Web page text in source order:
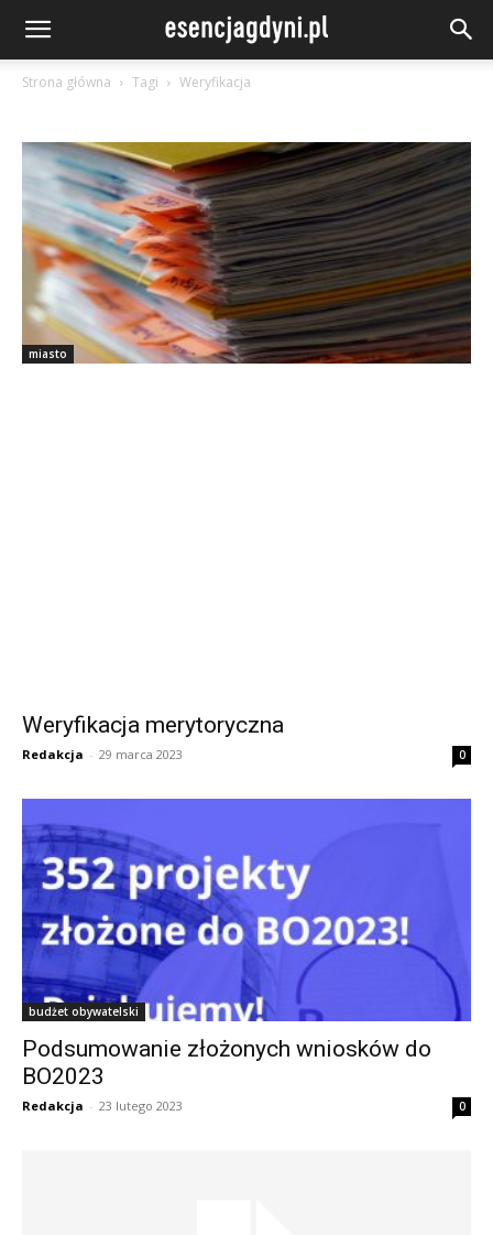
Strona główna Tagi Weryfikacja
miasto
Weryfikacja merytoryczna
Redakcja - 29 marca 2023 0
budżet obywatelski
Podsumowanie złożonych wniosków do
BO2023
Redakcja - 23 lutego 2023 0